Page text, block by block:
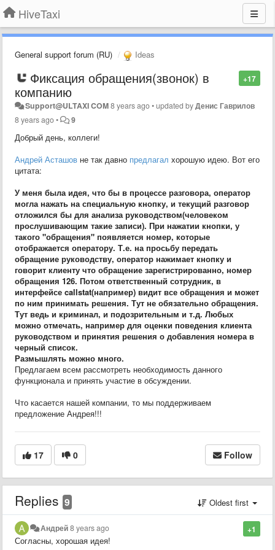
HiveTaxi
General support forum (RU) Ideas
+17
Фиксация обращения(звонок) в
компанию
Support@ULTAXI COM8 years ago•updated byДенис Гаврилов
8 years ago• 9
Добрый день, коллеги!
Андрей Асташов не так давно предлагал хорошую идею. Вот его
цитата:
У меня была идея, что бы в процессе разговора, оператор
могла нажать на специальную кнопку, и текущий разговор
отложился бы для анализа руководством(человеком
прослушивающим такие записи). При нажатии кнопки, у
такого "обращения" появляется номер, которые
отображается оператору. Т.е. на просьбу передать
обращение руководству, оператор нажимает кнопку и
говорит клиенту что обращение зарегистрированно, номер
обращения 126. Потом ответственный сотрудник, в
интерфейсе callstat(например) видит все обращения и может
по ним принимать решения. Тут не обязательно обращения.
Тут ведь и криминал, и подозрительным и т.д. Любых
можно отмечать, например для оценки поведения клиента
руководством и принятия решения о добавления номера в
черный список.
Размышлять можно много.
Предлагаем всем рассмотреть необходимость данного
функционала и принять участие в обсуждении.
Что касается нашей компании, то мы поддерживаем
предложение Андрея!!!
17 0 Follow
Replies 9 Oldest first
+1
Андрей8 years ago
Согласны, хорошая идея!